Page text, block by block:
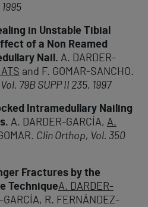
in Unstable Tibial
of a Non Reamed
Nail. A. DARDER-
and F. GOMAR-SANCHO.
79B SUPP II 235, 1997
Intramedullary Nailing
A. DARDER-GARCÍA, A.
Clin Orthop, Vol. 350
Fractures by the
TechniqueA. DARDER-
R. FERNÁNDEZ-